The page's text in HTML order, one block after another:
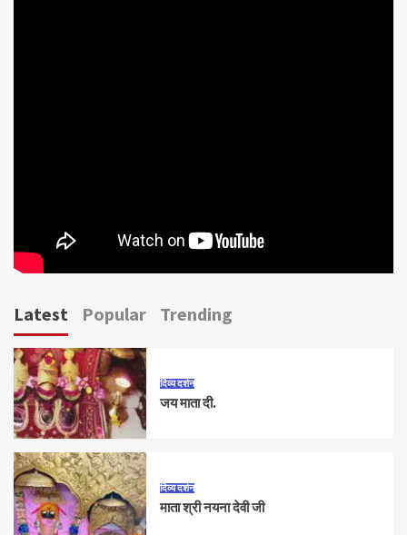
Latest Popular Trending
दिव्य दर्शन
जय माता दी.
दिव्य दर्शन
माता श्री नयना देवी जी